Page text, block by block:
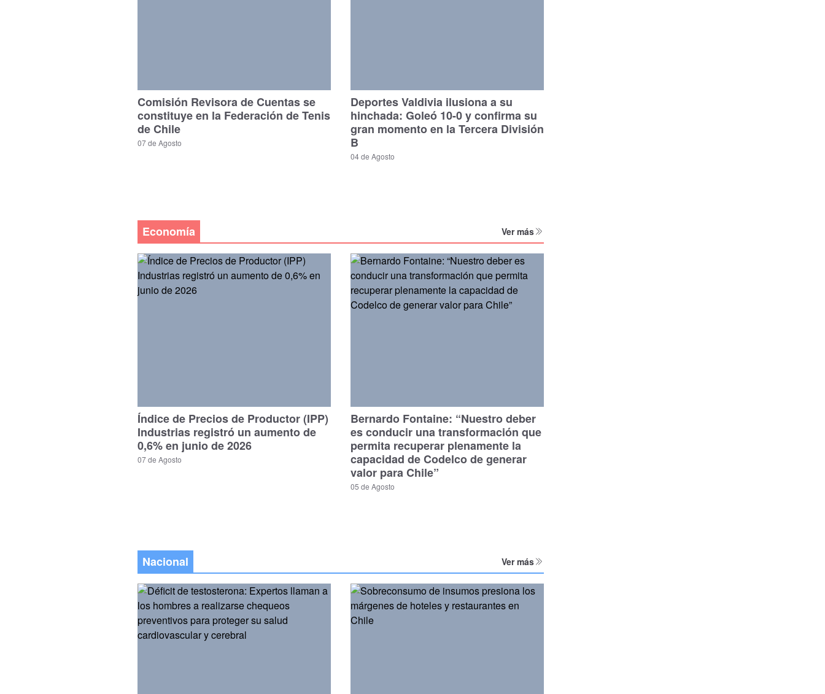
Comisión Revisora de Cuentas se
constituye en la Federación de Tenis
de Chile
07 de Agosto
Deportes Valdivia ilusiona a su
hinchada: Goleó 10-0 y confirma su
gran momento en la Tercera División
B
04 de Agosto
Economía Ver más
Índice de Precios de Productor (IPP)
Industrias registró un aumento de
0,6% en junio de 2026
07 de Agosto
Bernardo Fontaine: “Nuestro deber
es conducir una transformación que
permita recuperar plenamente la
capacidad de Codelco de generar
valor para Chile”
05 de Agosto
Nacional Ver más